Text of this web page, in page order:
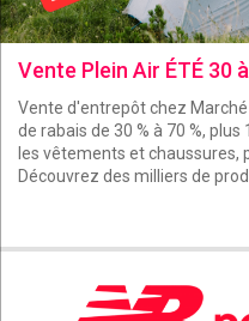
Vente Plein Air ÉTÉ 30
Vente d'entrepôt chez
de rabais de 30 % à 70 %,
les vêtements et chaussures,
Découvrez des milliers de